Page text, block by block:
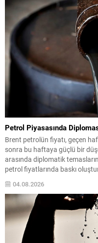
Petrol Piyasasında
Brent petrolün fiyatı, geçen
sonra bu haftaya güçlü bir
arasında diplomatik
petrol fiyatlarında baskı
yaklaşık 79 dolara gerilerken,
petrol de 85 dolar seviyelerine
04.08.2026